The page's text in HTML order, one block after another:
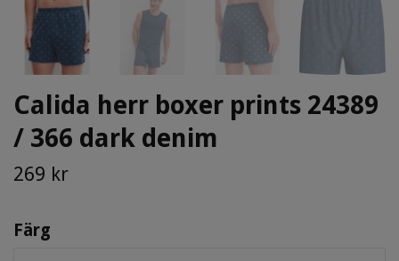
Calida herr boxer prints 24389
/ 366 dark denim
269 kr
Färg